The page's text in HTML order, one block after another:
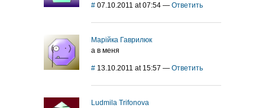
# 07.10.2011 at 07:54 — Ответить
Марійка Гаврилюк
а в меня
# 13.10.2011 at 15:57 — Ответить
Ludmila Trifonova